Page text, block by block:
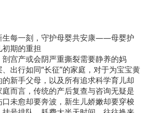
生每一刻，守护母婴共安康——母婴护
期的重担
宫产或会阴严重撕裂需要静养的妈
出行如同“长征”的家庭，对于为宝宝黄
新手父母，以及所有追求科学育儿却
而言，传统的产后复查与咨询无疑是
未愈却要奔波，新生儿娇嫩却要穿梭